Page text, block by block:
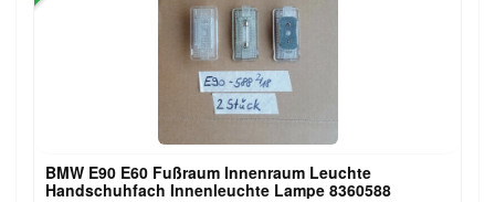
BMW E90 E60 Fußraum Innenraum Leuchte
Handschuhfach Innenleuchte Lampe 8360588